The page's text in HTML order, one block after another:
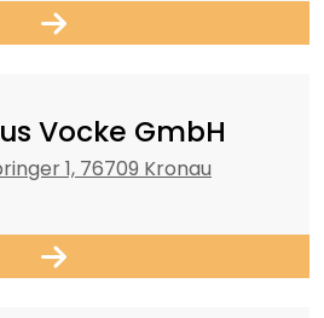
Vocke GmbH
1, 76709 Kronau